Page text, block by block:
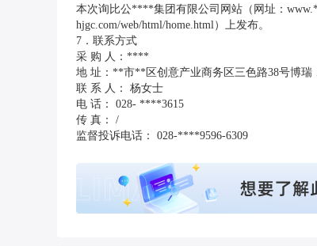
本次询比公****集团有限公司网站（网址：
hjgc.com/web/html/home.html） 上发布。
7．联系方式
采 购 人：****
地 址：**市**区创意产业商务区三色路38号博瑞
联 系 人： 杨女士
电 话： 028- ****3615
传 真： /
监督投诉电话： 028-****9596-6309